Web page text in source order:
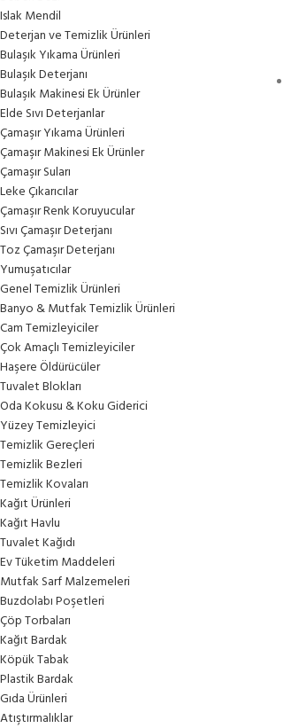
Islak Mendil
Deterjan ve Temizlik Ürünleri
Bulaşık Yıkama Ürünleri
Bulaşık Deterjanı
Bulaşık Makinesi Ek Ürünler
Elde Sıvı Deterjanlar
Çamaşır Yıkama Ürünleri
Çamaşır Makinesi Ek Ürünler
Çamaşır Suları
Leke Çıkarıcılar
Çamaşır Renk Koruyucular
Sıvı Çamaşır Deterjanı
Toz Çamaşır Deterjanı
Yumuşatıcılar
Genel Temizlik Ürünleri
Banyo & Mutfak Temizlik Ürünleri
Cam Temizleyiciler
Çok Amaçlı Temizleyiciler
Haşere Öldürücüler
Tuvalet Blokları
Oda Kokusu & Koku Giderici
Yüzey Temizleyici
Temizlik Gereçleri
Temizlik Bezleri
Temizlik Kovaları
Kağıt Ürünleri
Kağıt Havlu
Tuvalet Kağıdı
Ev Tüketim Maddeleri
Mutfak Sarf Malzemeleri
Buzdolabı Poşetleri
Çöp Torbaları
Kağıt Bardak
Köpük Tabak
Plastik Bardak
Gıda Ürünleri
Atıştırmalıklar